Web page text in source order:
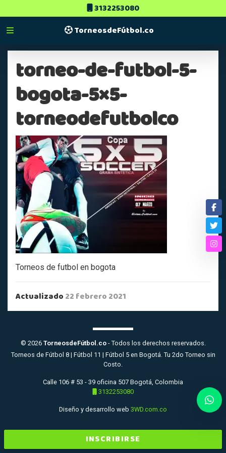
3132253080
TorneosdeFútbol.co
torneo-de-futbol-5-
bogota-5×5-
torneodefutbolco
Torneos de futbol en bogota
Actualizado22 febrero 2021
INSCRIBIRSE
© 2026 TorneosdeFútbol.co- Todos los derechos reservados.
Torneos de Fútbol 8 | Fútbol 11 | Fútbol 5 en Bogotá. Tu 2do Torneo sin
Costo.
Calle 106 # 53 - 39 oficina 507 Bogotá, Colombia
3132253080
Diseño y desarrollo web 3WD.com.co